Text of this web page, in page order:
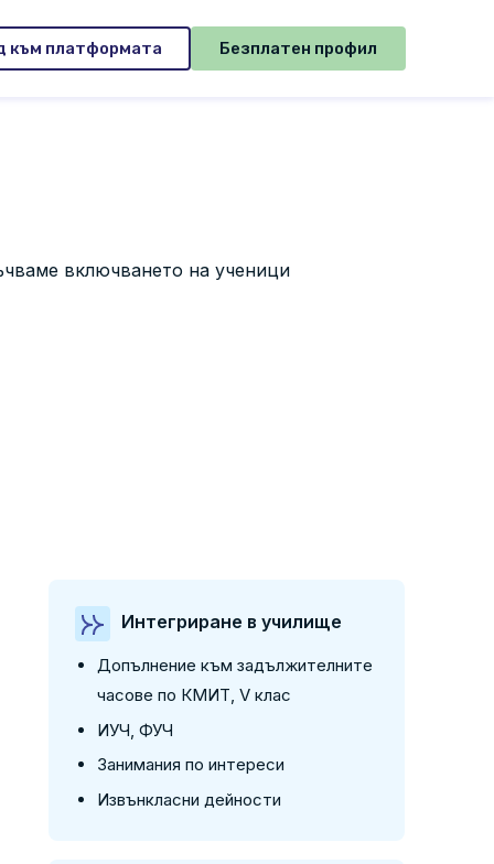
към платформата Безплатен профил
включването на ученици
Интегриране в училище
Допълнение към задължителните
часове по КМИТ, V клас
ИУЧ, ФУЧ
Занимания по интереси
Извънкласни дейности